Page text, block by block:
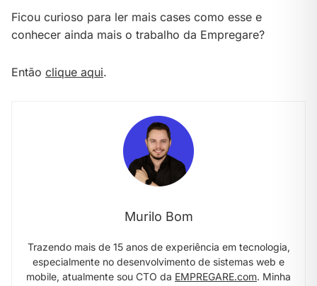
Ficou curioso para ler mais cases como esse e
conhecer ainda mais o trabalho da Empregare?
Então clique aqui.
Murilo Bom
Trazendo mais de 15 anos de experiência em tecnologia,
especialmente no desenvolvimento de sistemas web e
mobile, atualmente sou CTO da EMPREGARE.com. Minha